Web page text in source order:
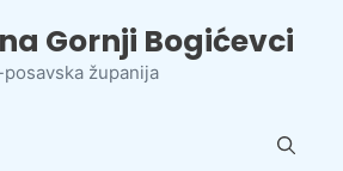
Gornji Bogićevci
županija